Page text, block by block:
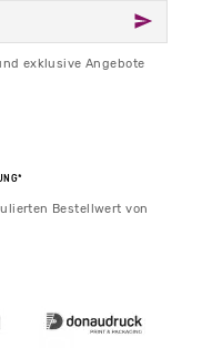
exklusive Angebote
Bestellwert von